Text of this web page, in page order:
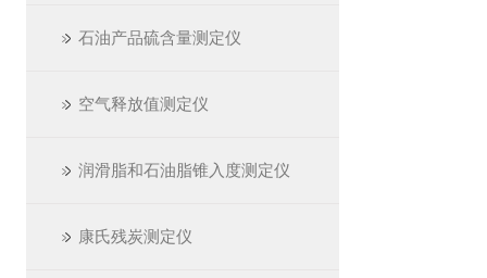
石油产品硫含量测定仪
空气释放值测定仪
润滑脂和石油脂锥入度测定仪
康氏残炭测定仪